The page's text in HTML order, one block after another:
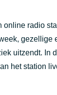
online radio
gezellige
uitzendt. In
het station